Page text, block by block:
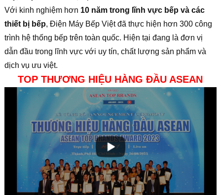
Với kinh nghiệm hơn 10 năm trong lĩnh vực bếp và các
thiết bị bếp, Điện Máy Bếp Việt đã thực hiện hơn 300 công
trình hệ thống bếp trên toàn quốc. Hiện tại đang là đơn vị
dẫn đầu trong lĩnh vực với uy tín, chất lượng sản phẩm và
dịch vụ ưu việt.
TOP THƯƠNG HIỆU HÀNG ĐẦU ASEAN